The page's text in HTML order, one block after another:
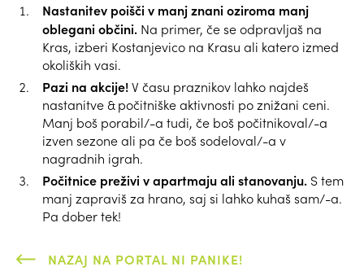
Nastanitev poišči v manj znani oziroma manj
oblegani občini. Na primer, če se odpravljaš na
Kras, izberi Kostanjevico na Krasu ali katero izmed
okoliških vasi.
Pazi na akcije!V času praznikov lahko najdeš
nastanitve & počitniške aktivnosti po znižani ceni.
Manj boš porabil/-a tudi, če boš počitnikoval/-a
izven sezone ali pa če boš sodeloval/-a v
nagradnih igrah.
Počitnice preživi v apartmaju ali stanovanju. S tem
manj zapraviš za hrano, saj si lahko kuhaš sam/-a.
Pa dober tek!
NAZAJ NA PORTAL NI PANIKE!